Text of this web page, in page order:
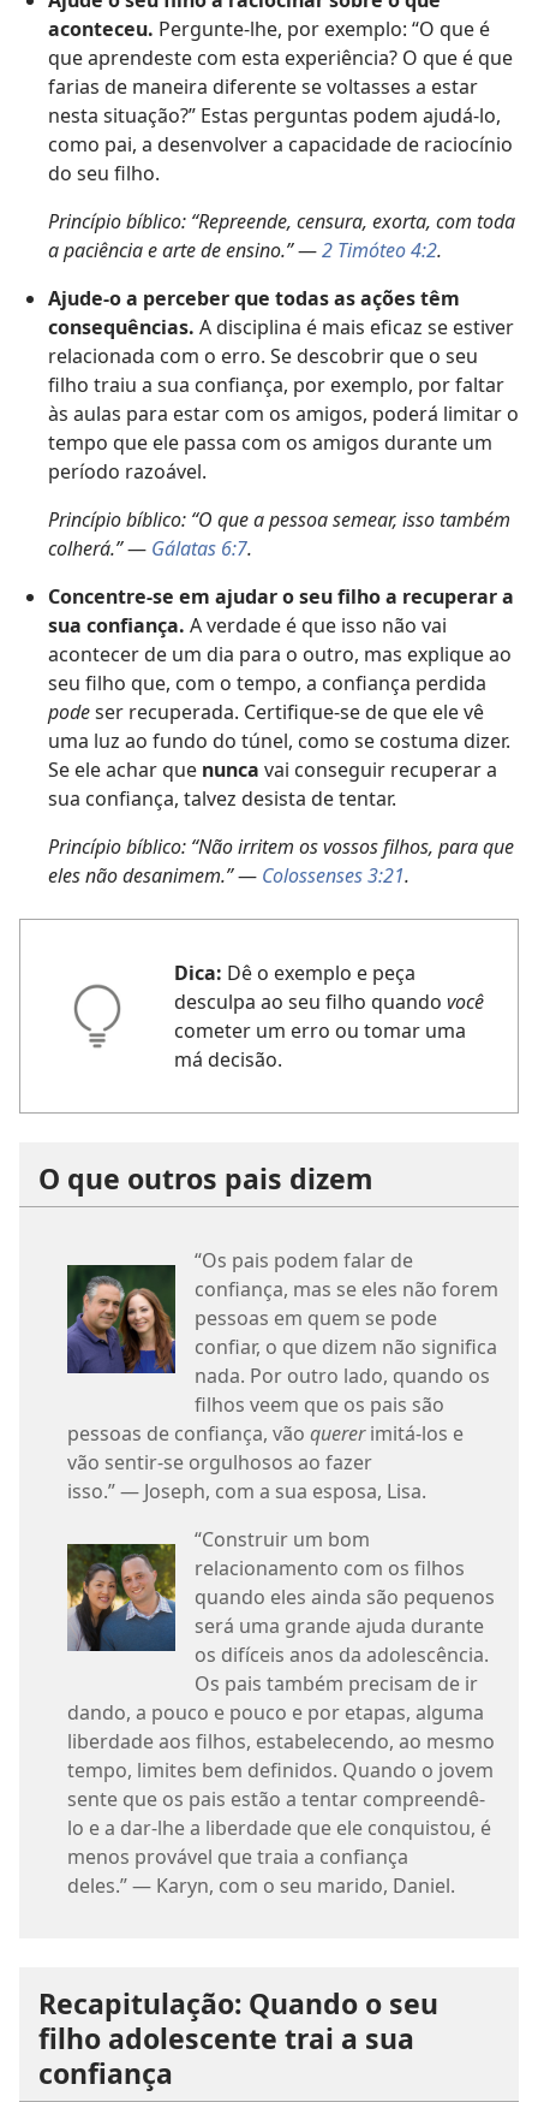
aconteceu. Pergunte-lhe, por exemplo: “O que é
que aprendeste com esta experiência? O que é que
farias de maneira diferente se voltasses a estar
nesta situação?” Estas perguntas podem ajudá-lo,
como pai, a desenvolver a capacidade de raciocínio
do seu filho.
Princípio bíblico: “Repreende, censura, exorta, com toda
a paciência e arte de ensino.”—2 Timóteo 4:2.
Ajude-o a perceber que todas as ações têm
consequências. A disciplina é mais eficaz se estiver
relacionada com o erro. Se descobrir que o seu
filho traiu a sua confiança, por exemplo, por faltar
às aulas para estar com os amigos, poderá limitar o
tempo que ele passa com os amigos durante um
período razoável.
Princípio bíblico: “O que a pessoa semear, isso também
colherá.”— Gálatas 6:7.
Concentre-se em ajudar o seu filho a recuperar a
sua confiança. A verdade é que isso não vai
acontecer de um dia para o outro, mas explique ao
seu filho que, com o tempo, a confiança perdida
podeser recuperada. Certifique-se de que ele vê
uma luz ao fundo do túnel, como se costuma dizer.
Se ele achar que nunca vai conseguir recuperar a
sua confiança, talvez desista de tentar.
Princípio bíblico: “Não irritem os vossos filhos, para que
eles não desanimem.”— Colossenses 3:21.
Dica: Dê o exemplo e peça
desculpa ao seu filho quando você
cometer um erro ou tomar uma
má decisão.
O que outros pais dizem
“Os pais podem falar de
confiança, mas se eles não forem
pessoas em quem se pode
confiar, o que dizem não significa
nada. Por outro lado, quando os
filhos veem que os pais são
pessoas de confiança, vão quererimitá-los e
vão sentir-se orgulhosos ao fazer
isso.” — Joseph, com a sua esposa, Lisa.
“Construir um bom
relacionamento com os filhos
quando eles ainda são pequenos
será uma grande ajuda durante
os difíceis anos da adolescência.
Os pais também precisam de ir
dando, a pouco e pouco e por etapas, alguma
liberdade aos filhos, estabelecendo, ao mesmo
tempo, limites bem definidos. Quando o jovem
sente que os pais estão a tentar compreendê-
lo e a dar-lhe a liberdade que ele conquistou, é
menos provável que traia a confiança
deles.” — Karyn, com o seu marido, Daniel.
Recapitulação: Quando o seu
filho adolescente trai a sua
confiança